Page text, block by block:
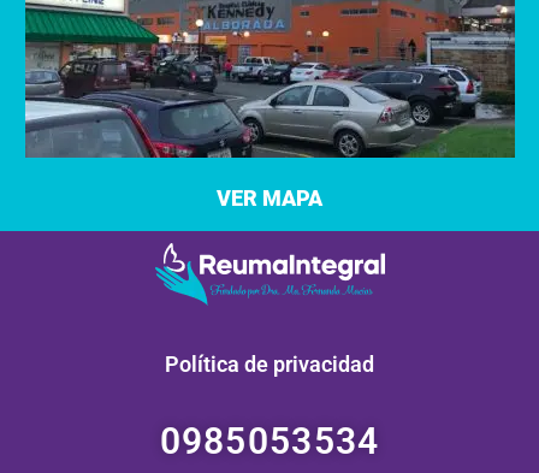
VER MAPA
Política de privacidad
0985053534